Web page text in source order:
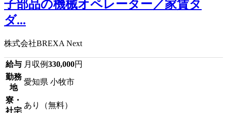
子部品の機械オペレーター／家賃タ
ダ...
株式会社BREXA Next
給与 月収例330,000円
勤務
地
愛知県 小牧市
寮・
社宅
あり（無料）